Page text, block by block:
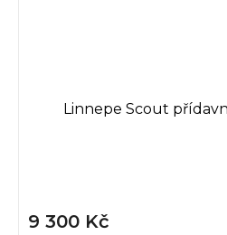
Linnepe Scout
9 300 Kč